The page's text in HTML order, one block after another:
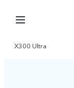
X300 Ultra